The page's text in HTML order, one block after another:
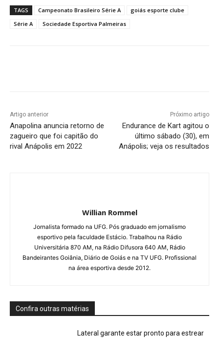
TAGS Campeonato Brasileiro Série A
goiás esporte clube
Série A
Sociedade Esportiva Palmeiras
Artigo anterior
Anapolina anuncia retorno de
zagueiro que foi capitão do
rival Anápolis em 2022
Próximo artigo
Endurance de Kart agitou o
último sábado (30), em
Anápolis; veja os resultados
Willian Rommel
Jornalista formado na UFG. Pós graduado em jornalismo
esportivo pela faculdade Estácio. Trabalhou na Rádio
Universitária 870 AM, na Rádio Difusora 640 AM, Rádio
Bandeirantes Goiânia, Diário de Goiás e na TV UFG. Profissional
na área esportiva desde 2012.
Confira outras matérias
Lateral garante estar pronto para estrear